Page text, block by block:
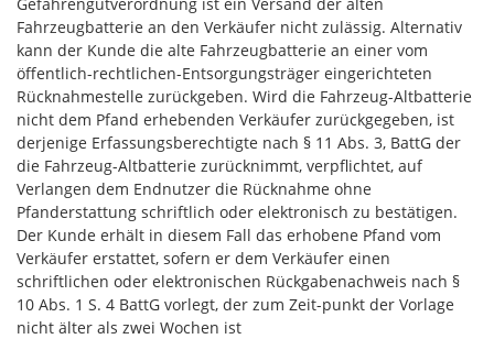
Fahrzeugbatterie an den Verkäufer nicht zulässig. Alternativ
kann der Kunde die alte Fahrzeugbatterie an einer vom
öffentlich-rechtlichen-Entsorgungsträger eingerichteten
Rücknahmestelle zurückgeben. Wird die Fahrzeug-Altbatterie
nicht dem Pfand erhebenden Verkäufer zurückgegeben, ist
derjenige Erfassungsberechtigte nach § 11 Abs. 3, BattG der
die Fahrzeug-Altbatterie zurücknimmt, verpflichtet, auf
Verlangen dem Endnutzer die Rücknahme ohne
Pfanderstattung schriftlich oder elektronisch zu bestätigen.
Der Kunde erhält in diesem Fall das erhobene Pfand vom
Verkäufer erstattet, sofern er dem Verkäufer einen
schriftlichen oder elektronischen Rückgabenachweis nach §
10 Abs. 1 S. 4 BattG vorlegt, der zum Zeit-punkt der Vorlage
nicht älter als zwei Wochen ist